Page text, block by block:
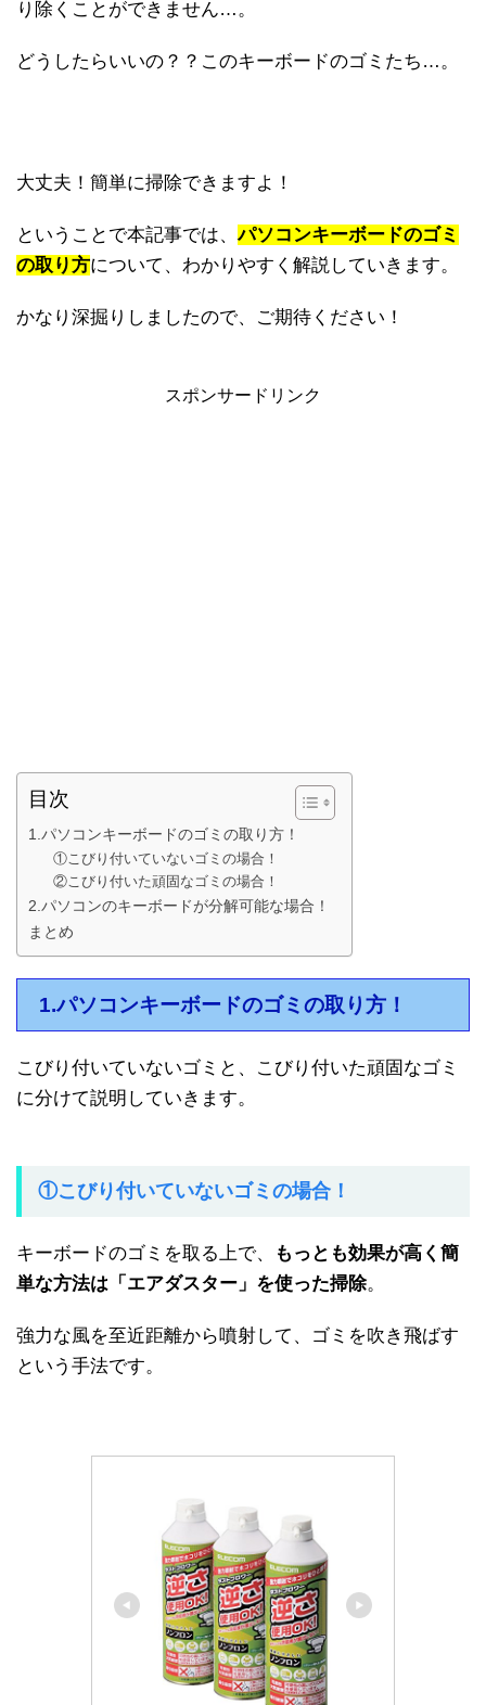
り除くことができません…。
どうしたらいいの？？このキーボードのゴミたち…。
大丈夫！簡単に掃除できますよ！
ということで本記事では、パソコンキーボードのゴミ
の取り方について、わかりやすく解説していきます。
かなり深掘りしましたので、ご期待ください！
スポンサードリンク
目次
1.パソコンキーボードのゴミの取り方！
①こびり付いていないゴミの場合！
②こびり付いた頑固なゴミの場合！
2.パソコンのキーボードが分解可能な場合！
まとめ
1.パソコンキーボードのゴミの取り方！
こびり付いていないゴミと、こびり付いた頑固なゴミ
に分けて説明していきます。
①こびり付いていないゴミの場合！
キーボードのゴミを取る上で、
もっとも効果が高く簡
単な方法は「エアダスター」を使った掃除。
強力な風を至近距離から噴射して、ゴミを吹き飛ばす
という手法です。